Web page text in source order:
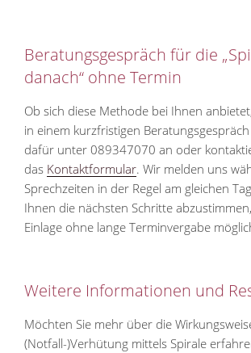
Beratungsgespräch für die
danach“ ohne Termin
Ob sich diese Methode bei Ihnen
in einem kurzfristigen
dafür unter 089347070 an oder
das Kontaktformular. Wir melden uns
Sprechzeiten in der Regel am gleichen
Ihnen die nächsten Schritte
Einlage ohne lange Terminvergabe
Weitere Informationen und
Möchten Sie mehr über die
(Notfall-)Verhütung mittels Spirale